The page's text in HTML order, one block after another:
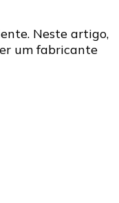
Neste artigo,
um fabricante